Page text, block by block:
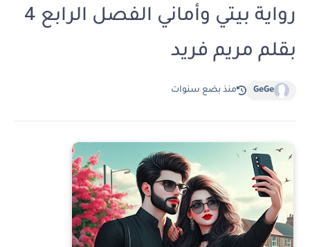
رواية بيتي وأماني الفصل الرابع 4
بقلم مريم فريد
GeGe منذ بضع سنوات